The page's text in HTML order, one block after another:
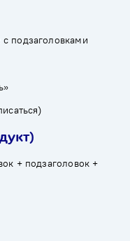
подзаголовками
+ подзаголовок +